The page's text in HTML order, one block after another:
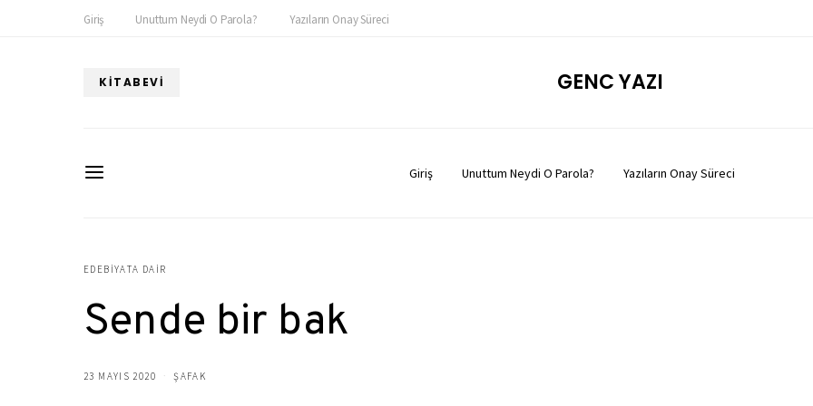
Giriş Unuttum Neydi O Parola? Yazıların Onay Süreci
KITABEVI GENC YAZI
Giriş Unuttum Neydi O Parola? Yazıların Onay Süreci
EDEBIYATA DAIR
Sende bir bak
23 MAYIS 2020 ŞAFAK